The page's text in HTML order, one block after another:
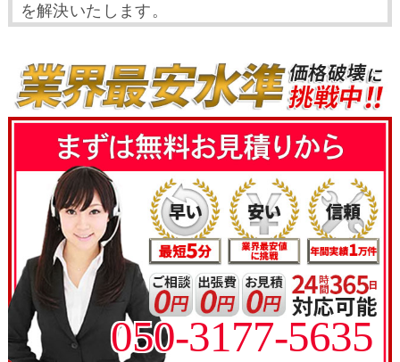
を解決いたします。
050-3177-5635